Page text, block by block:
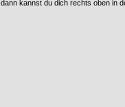
dann kannst du dich rechts oben in